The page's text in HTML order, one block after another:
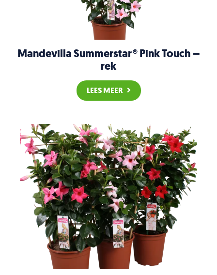
Mandevilla Summerstar® Pink Touch –
rek
LEES MEER